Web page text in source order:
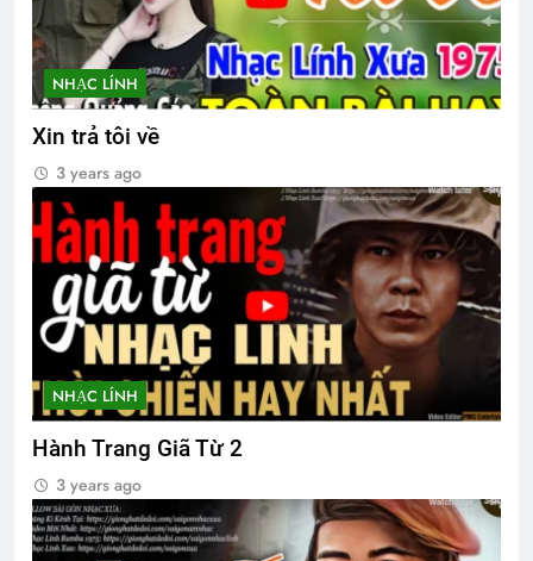
NHẠC LÍNH
Xin trả tôi về
3 years ago
NHẠC LÍNH
Hành Trang Giã Từ 2
3 years ago